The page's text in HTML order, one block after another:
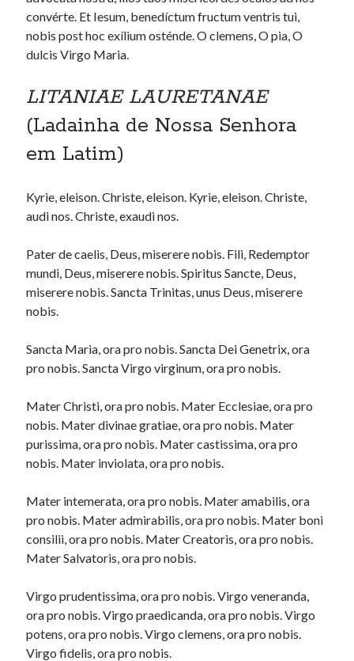
convérte. Et Iesum, benedíctum fructum ventris tui,
nobis post hoc exílium osténde. O clemens, O pia, O
dulcis Virgo Maria.
LITANIAE LAURETANAE
(Ladainha de Nossa Senhora
em Latim)
Kyrie, eleison. Christe, eleison. Kyrie, eleison. Christe,
audi nos. Christe, exaudi nos.
Pater de caelis, Deus, miserere nobis. Fili, Redemptor
mundi, Deus, miserere nobis. Spiritus Sancte, Deus,
miserere nobis. Sancta Trinitas, unus Deus, miserere
nobis.
Sancta Maria, ora pro nobis. Sancta Dei Genetrix, ora
pro nobis. Sancta Virgo virginum, ora pro nobis.
Mater Christi, ora pro nobis. Mater Ecclesiae, ora pro
nobis. Mater divinae gratiae, ora pro nobis. Mater
purissima, ora pro nobis. Mater castissima, ora pro
nobis. Mater inviolata, ora pro nobis.
Mater intemerata, ora pro nobis. Mater amabilis, ora
pro nobis. Mater admirabilis, ora pro nobis. Mater boni
consilii, ora pro nobis. Mater Creatoris, ora pro nobis.
Mater Salvatoris, ora pro nobis.
Virgo prudentissima, ora pro nobis. Virgo veneranda,
ora pro nobis. Virgo praedicanda, ora pro nobis. Virgo
potens, ora pro nobis. Virgo clemens, ora pro nobis.
Virgo fidelis, ora pro nobis.